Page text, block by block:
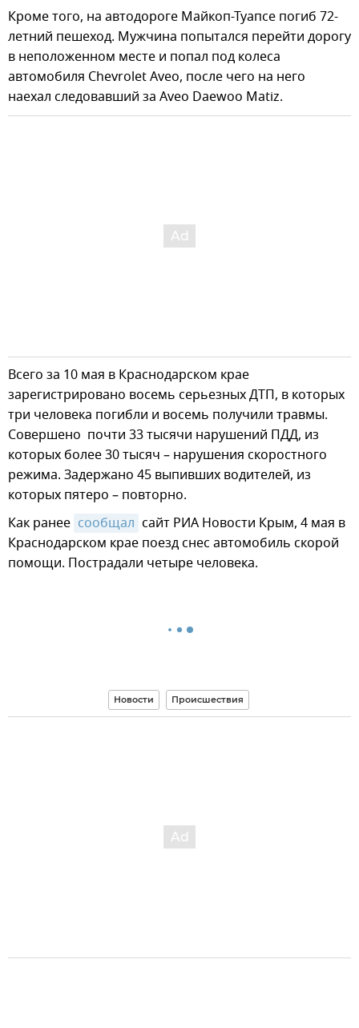
Кроме того, на автодороге Майкоп-Туапсе погиб 72-
летний пешеход. Мужчина попытался перейти дорогу
в неположенном месте и попал под колеса
автомобиля Chevrolet Aveo, после чего на него
наехал следовавший за Aveo Daewoo Matiz.
Всего за 10 мая в Краснодарском крае
зарегистрировано восемь серьезных ДТП, в которых
три человека погибли и восемь получили травмы.
Совершено почти 33 тысячи нарушений ПДД, из
которых более 30 тысяч – нарушения скоростного
режима. Задержано 45 выпивших водителей, из
которых пятеро – повторно.
Как ранее сообщал сайт РИА Новости Крым, 4 мая в
Краснодарском крае поезд снес автомобиль скорой
помощи. Пострадали четыре человека.
Новости Происшествия